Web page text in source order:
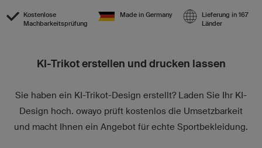
Kostenlose
Machbarkeitsprüfung
Made in Germany
Lieferung in 167
Länder
KI-Trikot erstellen und drucken lassen
Sie haben ein KI-Trikot-Design erstellt? Laden Sie Ihr KI-
Design hoch. owayo prüft kostenlos die Umsetzbarkeit
und macht Ihnen ein Angebot für echte Sportbekleidung.